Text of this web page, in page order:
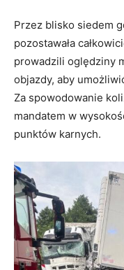
Przez blisko siedem
pozostawała
prowadzili oględziny
objazdy, aby
Za spowodowanie
mandatem w
punktów karnych.